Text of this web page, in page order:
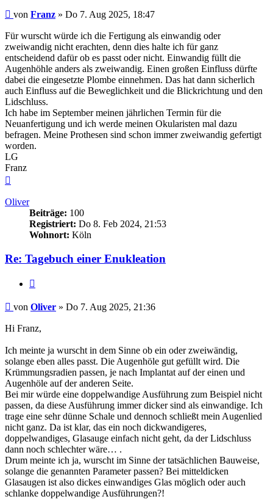
Beitrag
von Franz » Do 7. Aug 2025, 18:47
Für wurscht würde ich die Fertigung als einwandig oder
zweiwandig nicht erachten, denn dies halte ich für ganz
entscheidend dafür ob es passt oder nicht. Einwandig füllt die
Augenhöhle anders als zweiwandig. Einen großen Einfluss dürfte
dabei die eingesetzte Plombe einnehmen. Das hat dann sicherlich
auch Einfluss auf die Beweglichkeit und die Blickrichtung und den
Lidschluss.
Ich habe im September meinen jährlichen Termin für die
Neuanfertigung und ich werde meinen Okularisten mal dazu
befragen. Meine Prothesen sind schon immer zweiwandig gefertigt
worden.
LG
Franz
Oliver
Beiträge: 100
Registriert: Do 8. Feb 2024, 21:53
Wohnort: Köln
Re: Tagebuch einer Enukleation
Beitrag
von Oliver » Do 7. Aug 2025, 21:36
Hi Franz,
Ich meinte ja wurscht in dem Sinne ob ein oder zweiwändig,
solange eben alles passt. Die Augenhöle gut gefüllt wird. Die
Krümmungsradien passen, je nach Implantat auf der einen und
Augenhöle auf der anderen Seite.
Bei mir würde eine doppelwandige Ausführung zum Beispiel nicht
passen, da diese Ausführung immer dicker sind als einwandige. Ich
trage eine sehr dünne Schale und dennoch schließt mein Augenlied
nicht ganz. Da ist klar, das ein noch dickwandigeres,
doppelwandiges, Glasauge einfach nicht geht, da der Lidschluss
dann noch schlechter wäre… .
Drum meinte ich ja, wurscht im Sinne der tatsächlichen Bauweise,
solange die genannten Parameter passen? Bei mitteldicken
Glasaugen ist also dickes einwandiges Glas möglich oder auch
schlanke doppelwandige Ausführungen?!